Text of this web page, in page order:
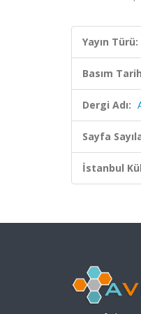
Yayın Türü:
Basım
Dergi Adı:
Sayfa
İstanbul